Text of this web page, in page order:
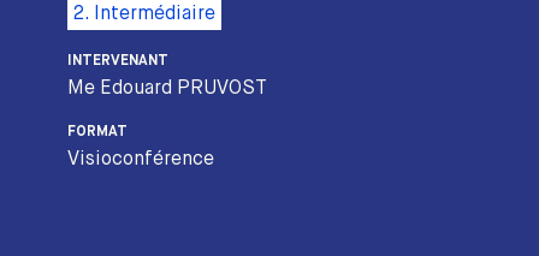
2. Intermédiaire
INTERVENANT
Me Edouard PRUVOST
FORMAT
Visioconférence